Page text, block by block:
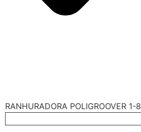
RANHURADORA POLIGROOVER 1-8